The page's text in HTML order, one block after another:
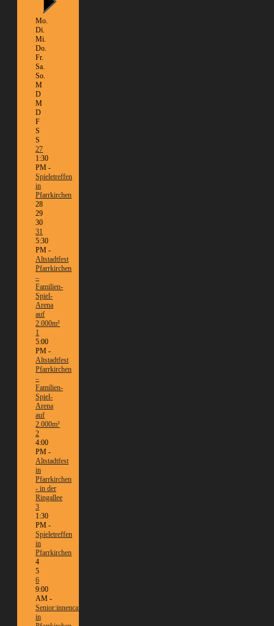
Mo.
Di.
Mi.
Do.
Fr.
Sa.
So.
M
D
M
D
F
S
S
27
1:30
PM -
Spieletreffen
in
Pfarrkirchen
28
29
30
31
5:30
PM -
Altstadtfest
Pfarrkirchen
–
Familien-
Spiel-
Arena
auf
2.000m²
1
5:00
PM -
Altstadtfest
Pfarrkirchen
–
Familien-
Spiel-
Arena
auf
2.000m²
2
4:00
PM -
Altstadtfest
in
Pfarrkirchen
- in der
Ringallee
3
1:30
PM -
Spieletreffen
in
Pfarrkirchen
4
5
6
9:00
AM -
Senior:innencafé
in